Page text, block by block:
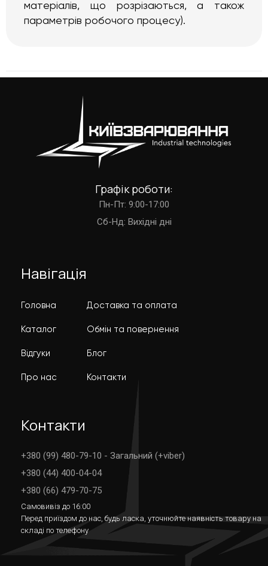
матеріалів, що розрізаються, а також
параметрів робочого процесу).
Графік роботи:
Пн-Пт: 9:00-17:00
Cб-Нд: Вихідні дні
Навігація
Головна
Каталог
Відгуки
Про нас
Доставка та оплата
Обмін та повернення
Блог
Контакти
Контакти
+380 (99) 480-79-10 - Загальний (+viber)
+380 (44) 400-04-04
+380 (66) 479-70-75
Самовивіз до 16:00
Перед приїздом до нас, будь ласка, уточнюйте наявність товару на
складі по телефону